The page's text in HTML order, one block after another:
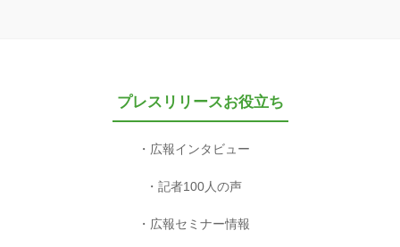
プレスリリースお役立ち
広報インタビュー
記者100人の声
広報セミナー情報